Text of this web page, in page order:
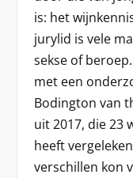
is: het
jurylid is vele
sekse of
met een
Bodington van
uit 2017, die 23
heeft
verschillen kon